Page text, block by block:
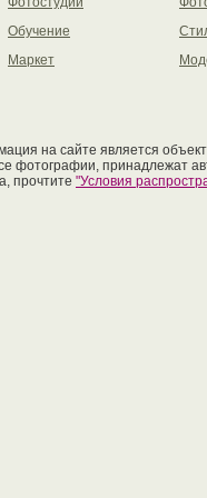
Обучение
Маркет
на сайте является
фотографии, принадлежат
прочтите "Условия